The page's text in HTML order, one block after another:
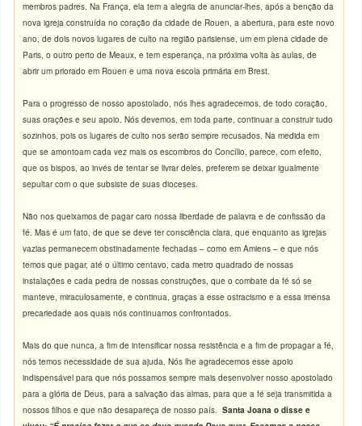
membros padres. Na França, ela tem a alegria de anunciar-lhes, após a benção da
nova igreja construída no coração da cidade de Rouen, a abertura, para este novo
ano, de dois novos lugares de culto na região parisiense, um em plena cidade de
Paris, o outro perto de Meaux, e tem esperança, na próxima volta às aulas, de
abrir um priorado em Rouen e uma nova escola primária em Brest.
Para o progresso de nosso apostolado, nós lhes agradecemos, de todo coração,
suas orações e seu apoio. Nós devemos, em toda parte, continuar a construir tudo
sozinhos, pois os lugares de culto nos serão sempre recusados. Na medida em
que se amontoam cada vez mais os escombros do Concílio, parece, com efeito,
que os bispos, ao invés de tentar se livrar deles, preferem se deixar igualmente
sepultar com o que subsiste de suas dioceses.
Não nos queixamos de pagar caro nossa liberdade de palavra e de confissão da
fé. Mas é um fato, de que se deve ter consciência clara, que enquanto as igrejas
vazias permanecem obstinadamente fechadas – como em Amiens – e que nós
temos que pagar, até o último centavo, cada metro quadrado de nossas
instalações e cada pedra de nossas construções, que o combate da fé só se
manteve, miraculosamente, e continua, graças a esse ostracismo e a essa imensa
precariedade aos quais nós continuamos confrontados.
Mais do que nunca, a fim de intensificar nossa resistência e a fim de propagar a fé,
nós temos necessidade de sua ajuda. Nós lhe agradecemos esse apoio
indispensável para que nós possamos sempre mais desenvolver nosso apostolado
para a glória de Deus, para a salvação das almas, para que a fé seja transmitida a
nossos filhos e que não desapareça de nosso país.Santa Joana o disse e